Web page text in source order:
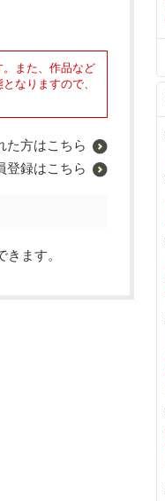
また、作品など
なりますので、
た方はこちら
登録はこちら
ます。